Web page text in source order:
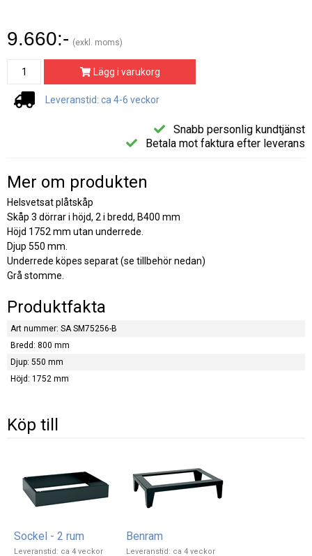
9.660:- (exkl. moms)
Lägg i varukorg
Leveranstid: ca 4-6 veckor
Snabb personlig kundtjänst
Betala mot faktura efter leverans
Mer om produkten
Helsvetsat plåtskåp
Skåp 3 dörrar i höjd, 2 i bredd, B400 mm
Höjd 1752 mm utan underrede.
Djup 550 mm.
Underrede köpes separat (se tillbehör nedan)
Grå stomme.
Produktfakta
Art nummer: SA SM75256-B
Bredd: 800 mm
Djup: 550 mm
Höjd: 1752 mm
Köp till
Sockel - 2 rum
Leveranstid: ca 4 veckor
Benram
Leveranstid: ca 4 veckor